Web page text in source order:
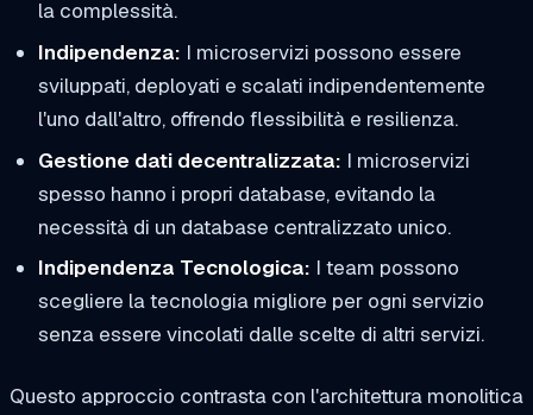
la complessità.
Indipendenza: I microservizi possono essere
sviluppati, deployati e scalati indipendentemente
l'uno dall'altro, offrendo flessibilità e resilienza.
Gestione dati decentralizzata: I microservizi
spesso hanno i propri database, evitando la
necessità di un database centralizzato unico.
Indipendenza Tecnologica: I team possono
scegliere la tecnologia migliore per ogni servizio
senza essere vincolati dalle scelte di altri servizi.
Questo approccio contrasta con l'architettura monolitica